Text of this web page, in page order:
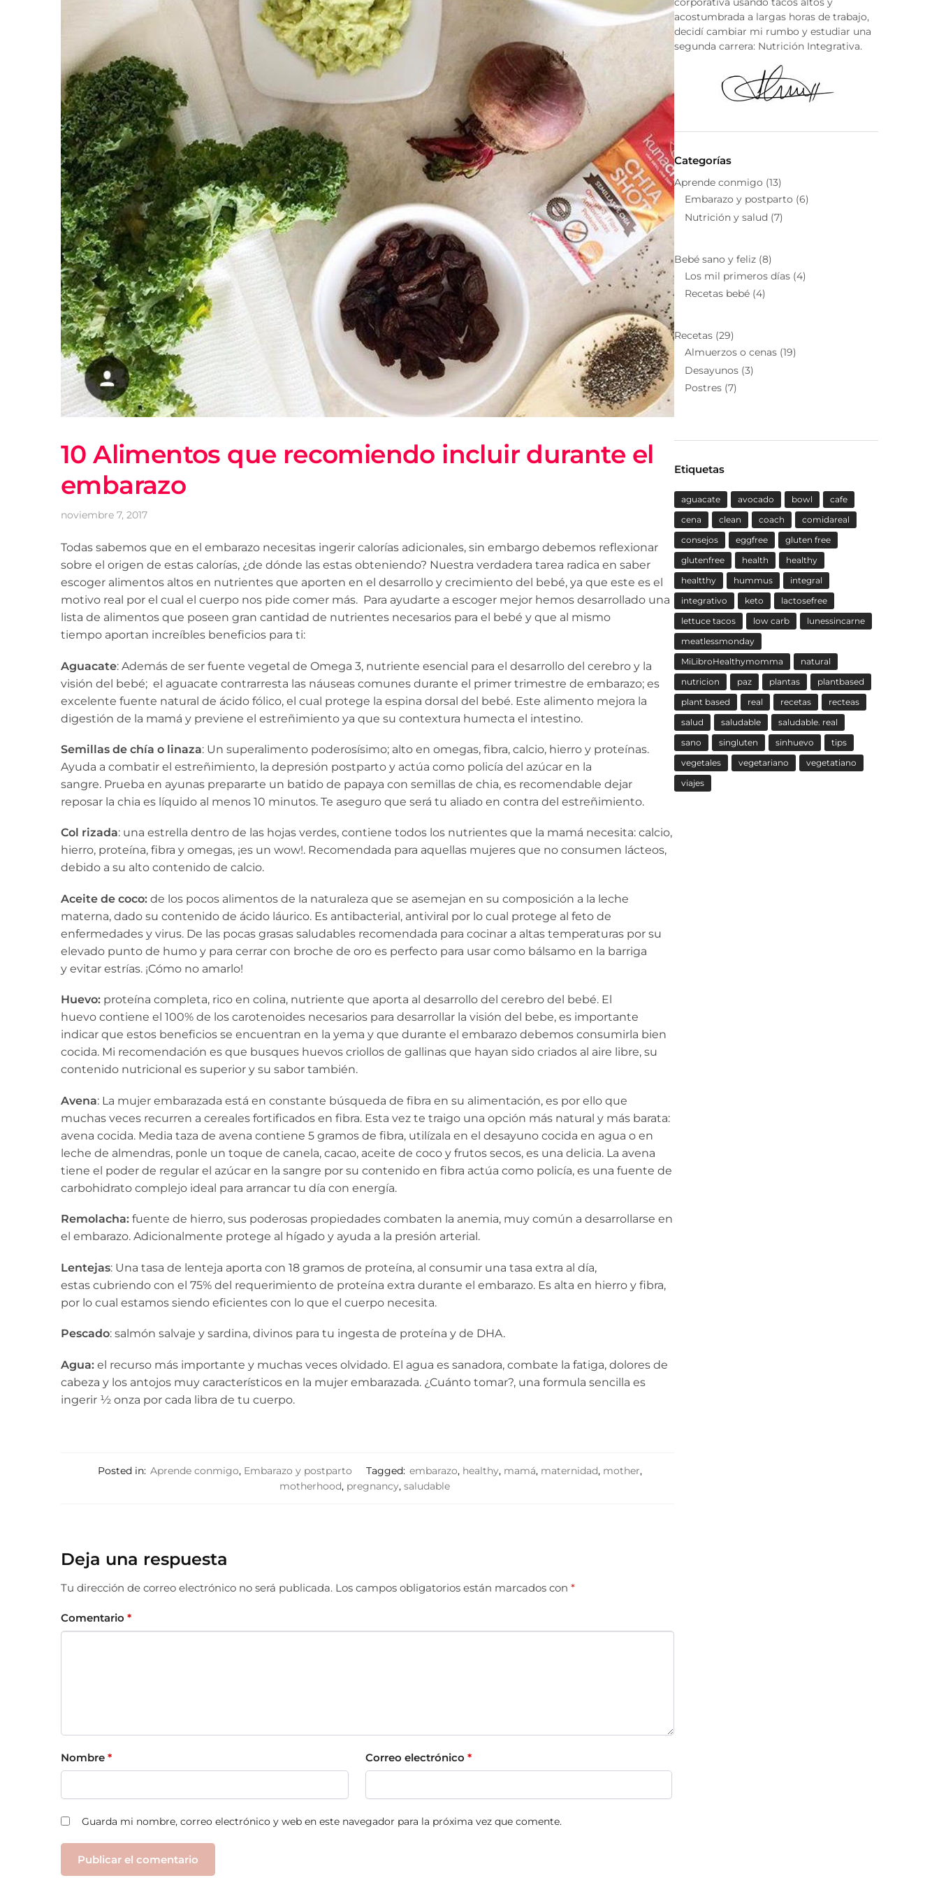
10 Alimentos que recomiendo incluir durante el
embarazo
noviembre 7, 2017
Todas sabemos que en el embarazo necesitas ingerir calorías adicionales, sin embargo debemos reflexionar
sobre el origen de estas calorías, ¿de dónde las estas obteniendo? Nuestra verdadera tarea radica en saber
escoger alimentos altos en nutrientes que aporten en el desarrollo y crecimiento del bebé, ya que este es el
motivo real por el cual el cuerpo nos pide comer más. Para ayudarte a escoger mejor hemos desarrollado una
lista de alimentos que poseen gran cantidad de nutrientes necesarios para el bebé y que al mismo
tiempo aportan increíbles beneficios para ti:
Aguacate: Además de ser fuente vegetal de Omega 3, nutriente esencial para el desarrollo del cerebro y la
visión del bebé; el aguacate contrarresta las náuseas comunes durante el primer trimestre de embarazo; es
excelente fuente natural de ácido fólico, el cual protege la espina dorsal del bebé. Este alimento mejora la
digestión de la mamá y previene el estreñimiento ya que su contextura humecta el intestino.
Semillas de chía o linaza: Un superalimento poderosísimo; alto en omegas, fibra, calcio, hierro y proteínas.
Ayuda a combatir el estreñimiento, la depresión postparto y actúa como policía del azúcar en la
sangre. Prueba en ayunas prepararte un batido de papaya con semillas de chia, es recomendable dejar
reposar la chia es líquido al menos 10 minutos. Te aseguro que será tu aliado en contra del estreñimiento.
Col rizada: una estrella dentro de las hojas verdes, contiene todos los nutrientes que la mamá necesita: calcio,
hierro, proteína, fibra y omegas, ¡es un wow!. Recomendada para aquellas mujeres que no consumen lácteos,
debido a su alto contenido de calcio.
Aceite de coco: de los pocos alimentos de la naturaleza que se asemejan en su composición a la leche
materna, dado su contenido de ácido láurico. Es antibacterial, antiviral por lo cual protege al feto de
enfermedades y virus. De las pocas grasas saludables recomendada para cocinar a altas temperaturas por su
elevado punto de humo y para cerrar con broche de oro es perfecto para usar como bálsamo en la barriga
y evitar estrías. ¡Cómo no amarlo!
Huevo: proteína completa, rico en colina, nutriente que aporta al desarrollo del cerebro del bebé. El
huevo contiene el 100% de los carotenoides necesarios para desarrollar la visión del bebe, es importante
indicar que estos beneficios se encuentran en la yema y que durante el embarazo debemos consumirla bien
cocida. Mi recomendación es que busques huevos criollos de gallinas que hayan sido criados al aire libre, su
contenido nutricional es superior y su sabor también.
Avena: La mujer embarazada está en constante búsqueda de fibra en su alimentación, es por ello que
muchas veces recurren a cereales fortificados en fibra. Esta vez te traigo una opción más natural y más barata:
avena cocida. Media taza de avena contiene 5 gramos de fibra, utilízala en el desayuno cocida en agua o en
leche de almendras, ponle un toque de canela, cacao, aceite de coco y frutos secos, es una delicia. La avena
tiene el poder de regular el azúcar en la sangre por su contenido en fibra actúa como policía, es una fuente de
carbohidrato complejo ideal para arrancar tu día con energía.
Remolacha: fuente de hierro, sus poderosas propiedades combaten la anemia, muy común a desarrollarse en
el embarazo. Adicionalmente protege al hígado y ayuda a la presión arterial.
Lentejas: Una tasa de lenteja aporta con 18 gramos de proteína, al consumir una tasa extra al día,
estas cubriendo con el 75% del requerimiento de proteína extra durante el embarazo. Es alta en hierro y fibra,
por lo cual estamos siendo eficientes con lo que el cuerpo necesita.
Pescado: salmón salvaje y sardina, divinos para tu ingesta de proteína y de DHA.
Agua: el recurso más importante y muchas veces olvidado. El agua es sanadora, combate la fatiga, dolores de
cabeza y los antojos muy característicos en la mujer embarazada. ¿Cuánto tomar?, una formula sencilla es
ingerir ½ onza por cada libra de tu cuerpo.
Posted in: Aprende conmigo, Embarazo y postparto Tagged: embarazo, healthy, mamá, maternidad, mother,
motherhood, pregnancy, saludable
Deja una respuesta
Tu dirección de correo electrónico no será publicada. Los campos obligatorios están marcados con *
Comentario *
Nombre * Correo electrónico*
Guarda mi nombre, correo electrónico y web en este navegador para la próxima vez que comente.
acostumbrada a largas horas de trabajo,
decidí cambiar mi rumbo y estudiar una
segunda carrera: Nutrición Integrativa.
Categorías
Aprende conmigo (13)
Embarazo y postparto (6)
Nutrición y salud (7)
Bebé sano y feliz(8)
Los mil primeros días(4)
Recetas bebé(4)
Recetas(29)
Almuerzos o cenas(19)
Desayunos(3)
Postres(7)
Etiquetas
aguacate avocado bowl
cafe
cena
clean coach
comidareal
consejos
eggfree
gluten free
glutenfree
health
healthy
healtthy
hummus
integral
integrativo
keto
lactosefree
lettuce tacos
low carb
lunessincarne
meatlessmonday
MiLibroHealthymomma
natural
nutricion
paz plantas
plantbased
plant based
real recetas
recteas
salud
saludable
saludable. real
sano
singluten sinhuevo
tips
vegetales
vegetariano
vegetatiano
viajes